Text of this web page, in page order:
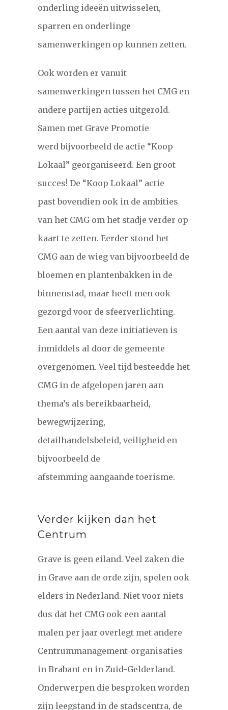
onderling ideeën uitwisselen,
sparren en onderlinge
samenwerkingen op kunnen zetten.
Ook worden er vanuit
samenwerkingen tussen het CMG en
andere partijen acties uitgerold.
Samen met Grave Promotie
werd bijvoorbeeld de actie “Koop
Lokaal” georganiseerd. Een groot
succes! De “Koop Lokaal” actie
past bovendien ook in de ambities
van het CMG om het stadje verder op
kaart te zetten. Eerder stond het
CMG aan de wieg van bijvoorbeeld de
bloemen en plantenbakken in de
binnenstad, maar heeft men ook
gezorgd voor de sfeerverlichting.
Een aantal van deze initiatieven is
inmiddels al door de gemeente
overgenomen. Veel tijd besteedde het
CMG in de afgelopen jaren aan
thema’s als bereikbaarheid,
bewegwijzering,
detailhandelsbeleid, veiligheid en
bijvoorbeeld de
afstemming aangaande toerisme.
Verder kijken dan het
Centrum
Grave is geen eiland. Veel zaken die
in Grave aan de orde zijn, spelen ook
elders in Nederland. Niet voor niets
dus dat het CMG ook een aantal
malen per jaar overlegt met andere
Centrummanagement-organisaties
in Brabant en in Zuid-Gelderland.
Onderwerpen die besproken worden
zijn leegstand in de stadscentra, de